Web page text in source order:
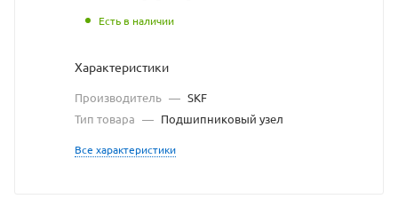
сайта
ссылке
https://
без
разрешения
Есть в наличии
Характеристики
Производитель — SKF
Тип товара — Подшипниковый узел
Все характеристики